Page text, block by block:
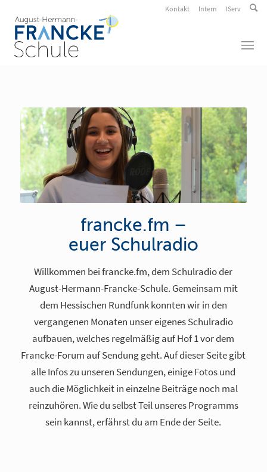
Kontakt Intern IServ
francke.fm –
euer Schulradio
Willkommen bei francke.fm, dem Schulradio der
August-Hermann-Francke-Schule. Gemeinsam mit
dem Hessischen Rundfunk konnten wir in den
vergangenen Monaten unser eigenes Schulradio
aufbauen, welches regelmäßig auf Hof 1 vor dem
Francke-Forum auf Sendung geht. Auf dieser Seite gibt
alle Infos zu unseren Sendungen, einige Fotos und
auch die Möglichkeit in einzelne Beiträge noch mal
reinzuhören. Wie du selbst Teil unseres Programms
sein kannst, erfährst du am Ende der Seite.